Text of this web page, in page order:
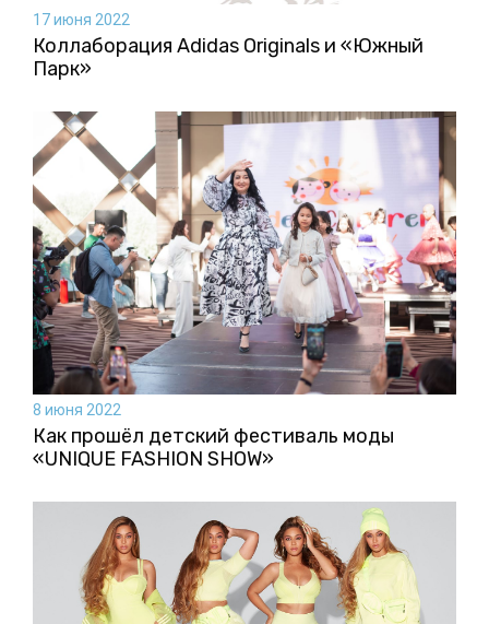
17 июня 2022
Коллаборация Аdidas Originals и «Южный
Парк»
8 июня 2022
Как прошёл детский фестиваль моды
«UNIQUE FASHION SHOW»